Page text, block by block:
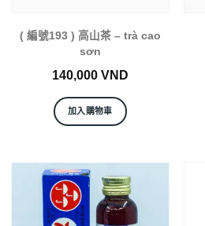
( 編號193 ) 高山茶 – trà cao
sơn
140,000 VND
加入購物車